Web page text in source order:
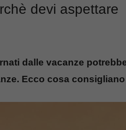
devi aspettare
dalle vacanze
Ecco cosa